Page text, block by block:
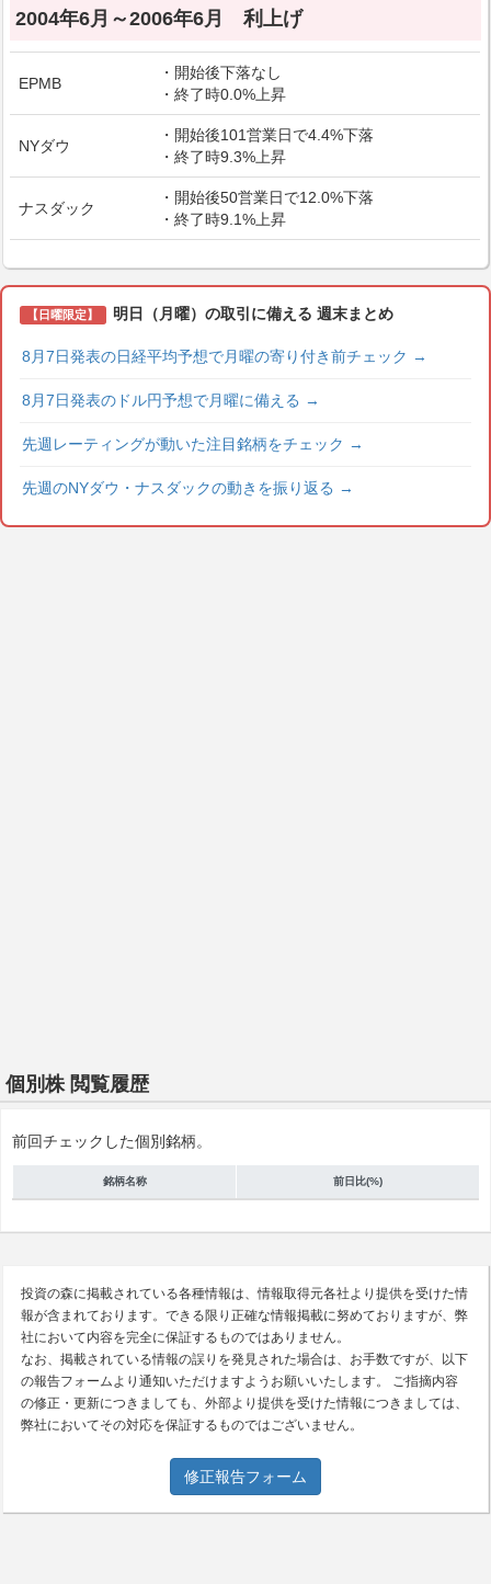
2004年6月～2006年6月 利上げ
EPMB
・開始後下落なし
・終了時0.0%上昇
NYダウ
・開始後101営業日で4.4%下落
・終了時9.3%上昇
ナスダック
・開始後50営業日で12.0%下落
・終了時9.1%上昇
【日曜限定】 明日（月曜）の取引に備える 週末まとめ
8月7日発表の日経平均予想で月曜の寄り付き前チェック →
8月7日発表のドル円予想で月曜に備える →
先週レーティングが動いた注目銘柄をチェック →
先週のNYダウ・ナスダックの動きを振り返る →
個別株 閲覧履歴
前回チェックした個別銘柄。
銘柄名称 前日比(%)
投資の森に掲載されている各種情報は、情報取得元各社より提供を受けた情
報が含まれております。できる限り正確な情報掲載に努めておりますが、弊
社において内容を完全に保証するものではありません。
なお、掲載されている情報の誤りを発見された場合は、お手数ですが、以下
の報告フォームより通知いただけますようお願いいたします。 ご指摘内容
の修正・更新につきましても、外部より提供を受けた情報につきましては、
弊社においてその対応を保証するものではございません。
修正報告フォーム